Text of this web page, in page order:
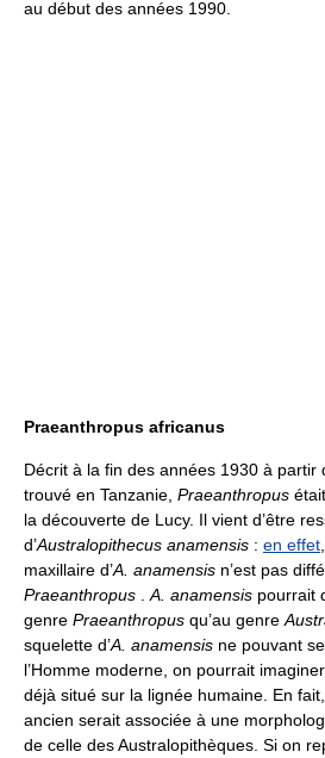
au début des années 1990.
Praeanthropus africanus
Décrit à la fin des années 1930 à partir
trouvé en Tanzanie, Praeanthropus
la découverte de Lucy. Il vient d’être
d’Australopithecus anamensis : en effet
maxillaire d’A. anamensis n’est pas
Praeanthropus
A. anamensis pourrait
genre Praeanthropus qu’au genre
squelette d’A. anamensis ne pouvant
l’Homme moderne, on pourrait
déjà situé sur la lignée humaine. En
ancien serait associée à une
de celle des Australopithèques. Si on